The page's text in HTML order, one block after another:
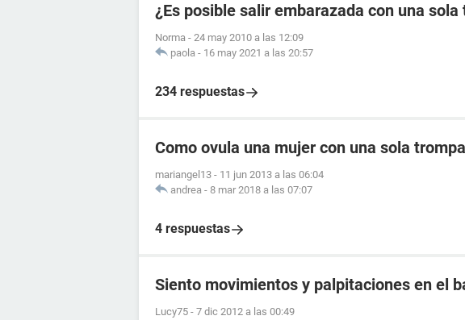
¿Es posible salir embarazada con una sola
Norma - 24 may 2010 a las 12:09
paola - 16 may 2021 a las 20:57
234 respuestas
Como ovula una mujer con una sola
mariangel13 - 11 jun 2013 a las 06:04
andrea - 8 mar 2018 a las 07:07
4 respuestas
Siento movimientos y palpitaciones en el
Lucy75 - 7 dic 2012 a las 00:49